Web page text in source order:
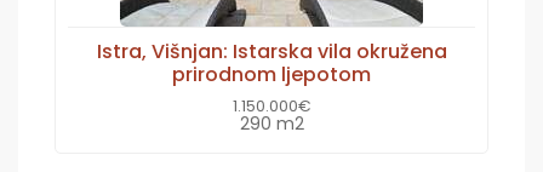
Istra, Višnjan: Istarska vila okružena
prirodnom ljepotom
1.150.000€
290 m2